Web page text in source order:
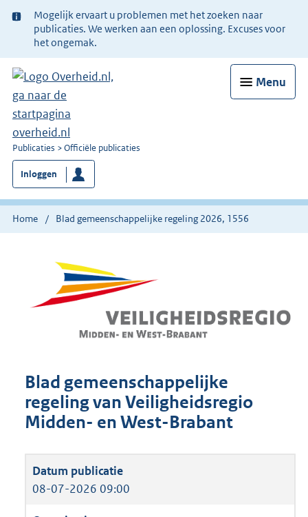
Ter
informatie:
Mogelijk ervaart u problemen met het zoeken naar
publicaties. We werken aan een oplossing. Excuses voor
het ongemak.
Menu
U
bent
nu
hier:
Publicaties Officiële publicaties
Inloggen
Home Blad gemeenschappelijke regeling 2026, 1556
Blad gemeenschappelijke
regeling van Veiligheidsregio
Midden- en West-Brabant
08-07-2026 09:00